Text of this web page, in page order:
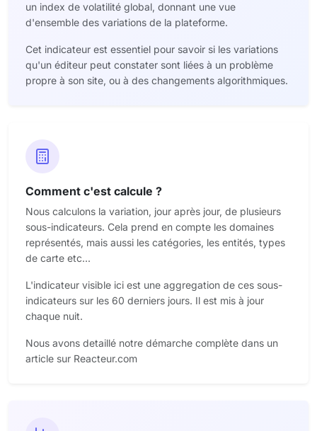
un index de volatilité global, donnant une vue
d'ensemble des variations de la plateforme.
Cet indicateur est essentiel pour savoir si les variations
qu'un éditeur peut constater sont liées à un problème
propre à son site, ou à des changements algorithmiques.
Comment c'est calcule ?
Nous calculons la variation, jour après jour, de plusieurs
sous-indicateurs. Cela prend en compte les domaines
représentés, mais aussi les catégories, les entités, types
de carte etc...
L'indicateur visible ici est une aggregation de ces sous-
indicateurs sur les 60 derniers jours. Il est mis à jour
chaque nuit.
Nous avons detaillé notre démarche complète dans un
article sur Reacteur.com